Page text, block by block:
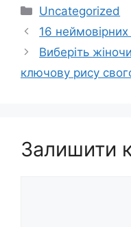
Категорії
Uncategorized
16 неймовірних
Виберіть
ключову рису
Залишити